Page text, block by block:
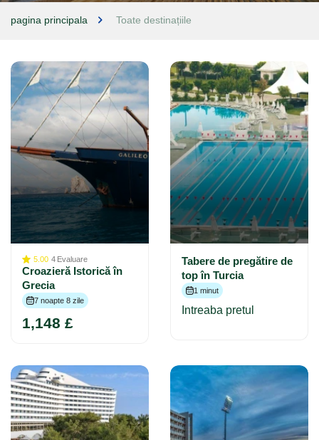
pagina principala Toate destinațiile
5.00 4 Evaluare
Croazieră Istorică în
Grecia
7 noapte 8 zile
1,148 £
Tabere de pregătire de
top în Turcia
1 minut
Intreaba pretul